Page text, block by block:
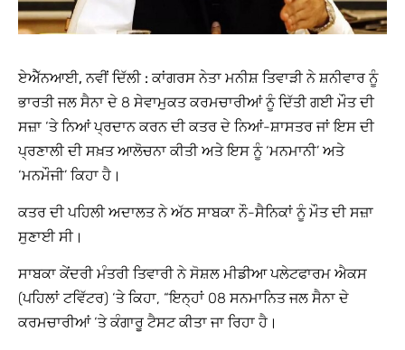
ਏਐੱਨਆਈ, ਨਵੀਂ ਦਿੱਲੀ : ਕਾਂਗਰਸ ਨੇਤਾ ਮਨੀਸ਼ ਤਿਵਾੜੀ ਨੇ ਸ਼ਨੀਵਾਰ ਨੂੰ
ਭਾਰਤੀ ਜਲ ਸੈਨਾ ਦੇ 8 ਸੇਵਾਮੁਕਤ ਕਰਮਚਾਰੀਆਂ ਨੂੰ ਦਿੱਤੀ ਗਈ ਮੌਤ ਦੀ
ਸਜ਼ਾ ‘ਤੇ ਨਿਆਂ ਪ੍ਰਦਾਨ ਕਰਨ ਦੀ ਕਤਰ ਦੇ ਨਿਆਂ-ਸ਼ਾਸਤਰ ਜਾਂ ਇਸ ਦੀ
ਪ੍ਰਣਾਲੀ ਦੀ ਸਖ਼ਤ ਆਲੋਚਨਾ ਕੀਤੀ ਅਤੇ ਇਸ ਨੂੰ ‘ਮਨਮਾਨੀ’ ਅਤੇ
‘ਮਨਮੌਜੀ’ ਕਿਹਾ ਹੈ।
ਕਤਰ ਦੀ ਪਹਿਲੀ ਅਦਾਲਤ ਨੇ ਅੱਠ ਸਾਬਕਾ ਨੌ-ਸੈਨਿਕਾਂ ਨੂੰ ਮੌਤ ਦੀ ਸਜ਼ਾ
ਸੁਣਾਈ ਸੀ।
ਸਾਬਕਾ ਕੇਂਦਰੀ ਮੰਤਰੀ ਤਿਵਾਰੀ ਨੇ ਸੋਸ਼ਲ ਮੀਡੀਆ ਪਲੇਟਫਾਰਮ ਐਕਸ
(ਪਹਿਲਾਂ ਟਵਿੱਟਰ) ‘ਤੇ ਕਿਹਾ, “ਇਨ੍ਹਾਂ 08 ਸਨਮਾਨਿਤ ਜਲ ਸੈਨਾ ਦੇ
ਕਰਮਚਾਰੀਆਂ ‘ਤੇ ਕੰਗਾਰੂ ਟੈਸਟ ਕੀਤਾ ਜਾ ਰਿਹਾ ਹੈ।